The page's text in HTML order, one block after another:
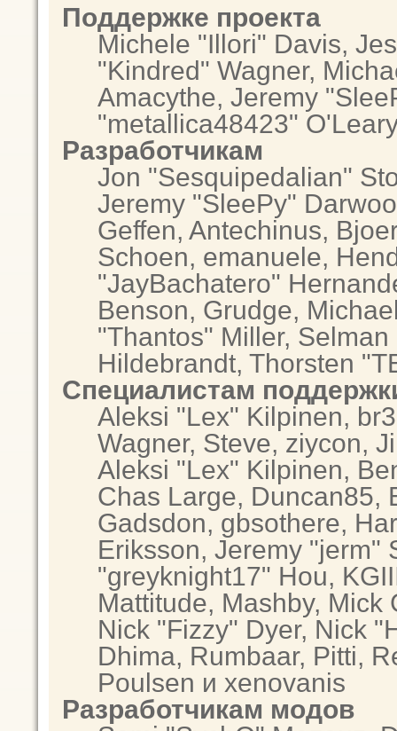
Поддержке проекта
Michele "Illori" Davis,
"Kindred" Wagner,
Amacythe, Jeremy
"metallica48423"
Разработчикам
Jon "Sesquipedalian"
Jeremy "SleePy"
Geffen, Antechinus,
Schoen, emanuele,
"JayBachatero"
Benson, Grudge,
"Thantos" Miller,
Hildebrandt, Thorsten
Специалистам
Aleksi "Lex" Kilpinen,
Wagner, Steve, ziycon,
Aleksi "Lex" Kilpinen,
Chas Large, Duncan85,
Gadsdon, gbsothere,
Eriksson, Jeremy "jerm"
"greyknight17" Hou,
Mattitude, Mashby,
Nick "Fizzy" Dyer, Nick
Dhima, Rumbaar, Pitti,
Poulsen и xenovanis
Разработчикам модов